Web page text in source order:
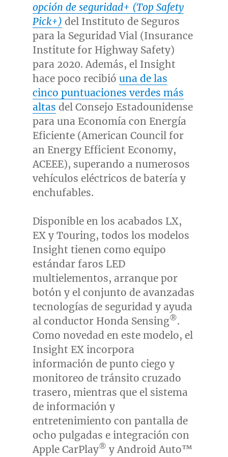
opción de seguridad+ (Top Safety
Pick+) del Instituto de Seguros
para la Seguridad Vial (Insurance
Institute for Highway Safety)
para 2020. Además, el Insight
hace poco recibió una de las
cinco puntuaciones verdes más
altas del Consejo Estadounidense
para una Economía con Energía
Eficiente (American Council for
an Energy Efficient Economy,
ACEEE), superando a numerosos
vehículos eléctricos de batería y
enchufables.
Disponible en los acabados LX,
EX y Touring, todos los modelos
Insight tienen como equipo
estándar faros LED
multielementos, arranque por
botón y el conjunto de avanzadas
tecnologías de seguridad y ayuda
al conductor Honda Sensing®.
Como novedad en este modelo, el
Insight EX incorpora
información de punto ciego y
monitoreo de tránsito cruzado
trasero, mientras que el sistema
de información y
entretenimiento con pantalla de
ocho pulgadas e integración con
Apple CarPlay® y Android Auto™